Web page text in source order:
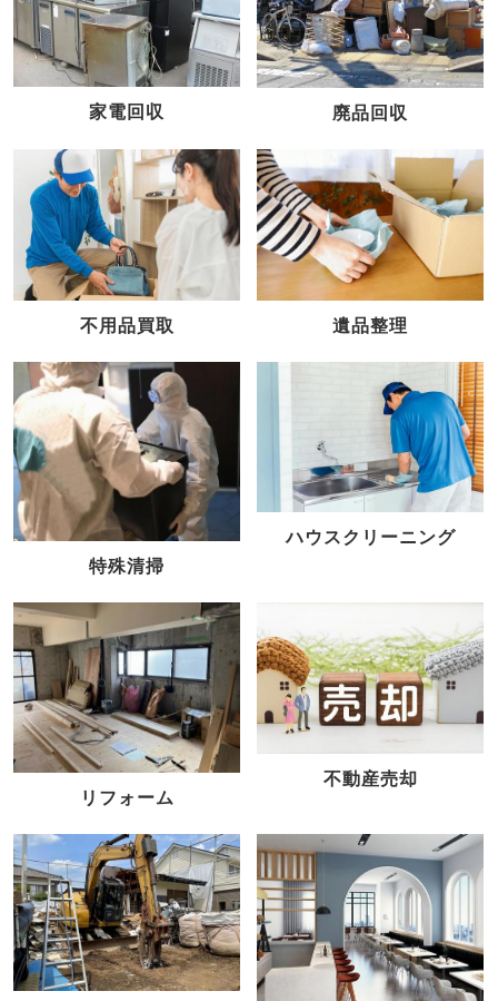
家電回収 廃品回収
不用品買取 遺品整理
特殊清掃
ハウスクリーニング
リフォーム
不動産売却